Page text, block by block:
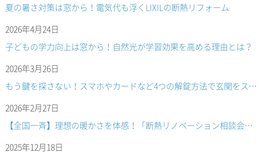
夏の暑さ対策は窓から！電気代も浮くLIXILの断熱リフォーム
2026年4月24日
子どもの学力向上は窓から！自然光が学習効果を高める理由とは？
2026年3月26日
もう鍵を探さない！スマホやカードなど4つの解錠方法で玄関をスマートに
2026年2月27日
【全国一斉】理想の暖かさを体感！「断熱リノベーション相談会」開催のお知らせ
2025年12月18日